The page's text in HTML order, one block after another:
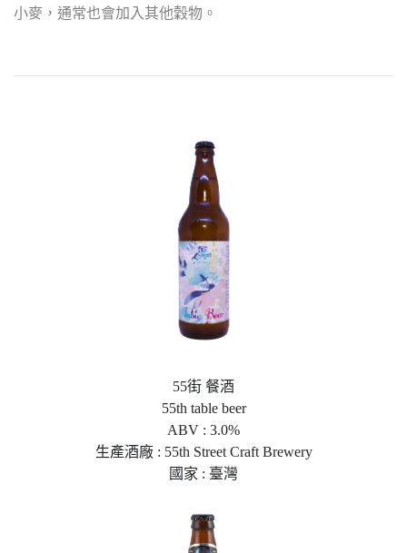
小麥，通常也會加入其他穀物。
55街 餐酒
55th table beer
ABV : 3.0%
生產酒廠 : 55th Street Craft Brewery
國家 : 臺灣